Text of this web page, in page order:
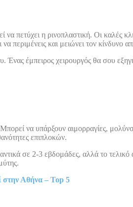
να πετύχει η ρινοπλαστική. Οι καλές
περιμένεις και μειώνει τον κίνδυνο
έμπειρος χειρουργός θα σου
να υπάρξουν αιμορραγίες,
επιπλοκών.
σε 2-3 εβδομάδες, αλλά το
στην Αθήνα – Top 5